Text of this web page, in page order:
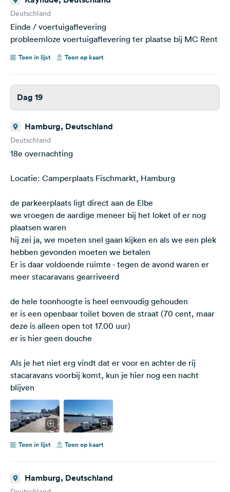
Deutschland
Einde / voertuigaflevering
probleemloze voertuigaflevering ter plaatse bij MC Rent
Toon in lijst Toon op kaart
Dag 19
Hamburg, Deutschland
Deutschland
18e overnachting
Locatie: Camperplaats Fischmarkt, Hamburg
de parkeerplaats ligt direct aan de Elbe
we vroegen de aardige meneer bij het loket of er nog
plaatsen waren
hij zei ja, we moeten snel gaan kijken en als we een plek
hebben gevonden moeten we betalen
Er is daar voldoende ruimte - tegen de avond waren er
meer stacaravans gearriveerd
de hele toonhoogte is heel eenvoudig gehouden
er is een openbaar toilet boven de straat (70 cent, maar
deze is alleen open tot 17.00 uur)
er is hier geen douche
Als je het niet erg vindt dat er voor en achter de rij
stacaravans voorbij komt, kun je hier nog een nacht
blijven
Toon in lijst Toon op kaart
Hamburg, Deutschland